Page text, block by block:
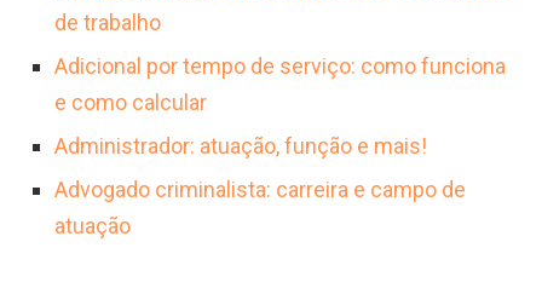
dia zero.
de trabalho
Adicional por tempo de serviço: como funciona
e como calcular
Administrador: atuação, função e mais!
Advogado criminalista: carreira e campo de
atuação